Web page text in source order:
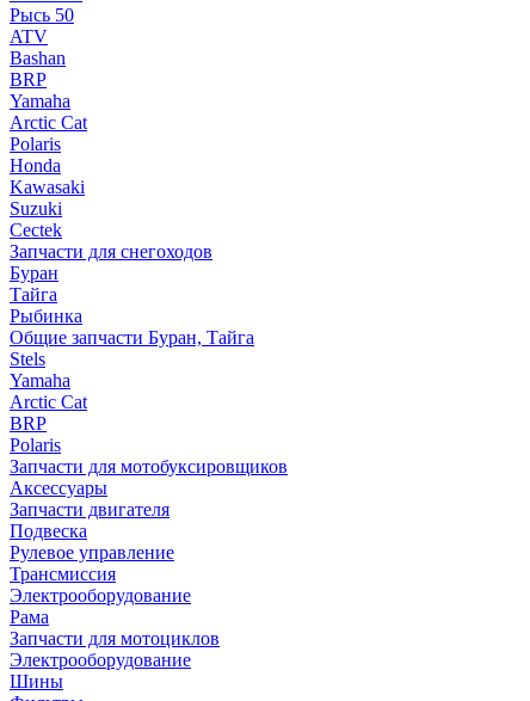
Рысь 50
ATV
Bashan
BRP
Yamaha
Arctic Cat
Polaris
Honda
Kawasaki
Suzuki
Cectek
Запчасти для снегоходов
Буран
Тайга
Рыбинка
Общие запчасти Буран, Тайга
Stels
Yamaha
Arctic Cat
BRP
Polaris
Запчасти для мотобуксировщиков
Аксессуары
Запчасти двигателя
Подвеска
Рулевое управление
Трансмиссия
Электрооборудование
Рама
Запчасти для мотоциклов
Электрооборудование
Шины